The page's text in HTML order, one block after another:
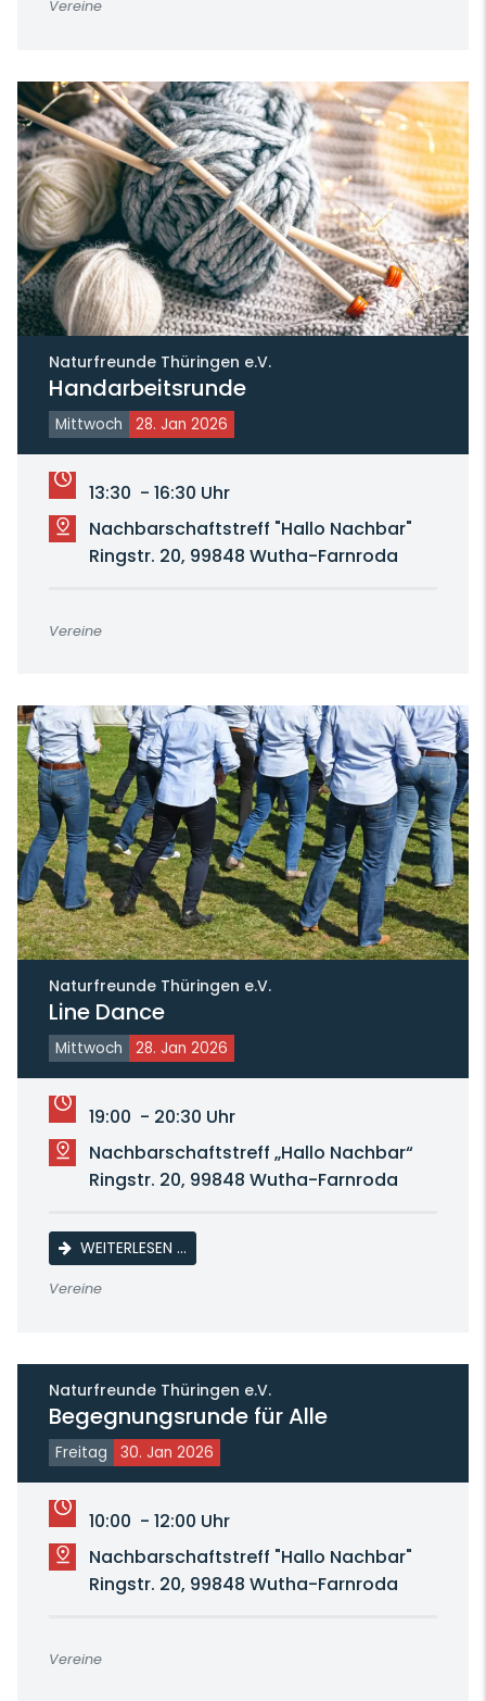
Vereine
Naturfreunde Thüringen e.V.
Handarbeitsrunde
Mittwoch 28. Jan 2026
13:30 - 16:30 Uhr
Nachbarschaftstreff "Hallo Nachbar"
Ringstr. 20, 99848 Wutha-Farnroda
Vereine
Naturfreunde Thüringen e.V.
Line Dance
Mittwoch 28. Jan 2026
19:00 - 20:30 Uhr
Nachbarschaftstreff „Hallo Nachbar“
Ringstr. 20, 99848 Wutha-Farnroda
WEITERLESEN …LINE DANCE
Vereine
Naturfreunde Thüringen e.V.
Begegnungsrunde für Alle
Freitag 30. Jan 2026
10:00 - 12:00 Uhr
Nachbarschaftstreff "Hallo Nachbar"
Ringstr. 20, 99848 Wutha-Farnroda
Vereine